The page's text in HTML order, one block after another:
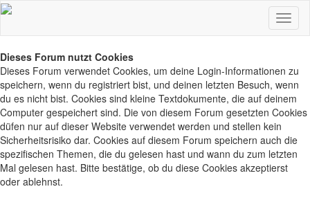
Dieses Forum nutzt Cookies
Dieses Forum verwendet Cookies, um deine Login-Informationen zu
speichern, wenn du registriert bist, und deinen letzten Besuch, wenn
du es nicht bist. Cookies sind kleine Textdokumente, die auf deinem
Computer gespeichert sind. Die von diesem Forum gesetzten Cookies
düfen nur auf dieser Website verwendet werden und stellen kein
Sicherheitsrisiko dar. Cookies auf diesem Forum speichern auch die
spezifischen Themen, die du gelesen hast und wann du zum letzten
Mal gelesen hast. Bitte bestätige, ob du diese Cookies akzeptierst
oder ablehnst.